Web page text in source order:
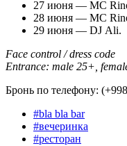
27 июня — MС
28 июня — MС
29 июня — DJ Ali.
Face control / dress code
Entrance: male 25+,
Бронь по телефону:
#bla bla bar
#вечеринка
#ресторан